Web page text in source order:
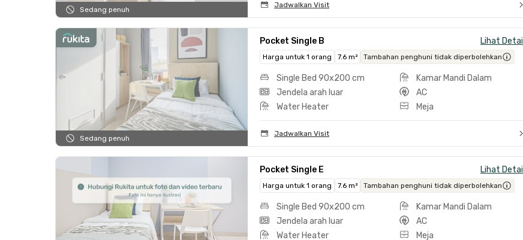
Sedang penuh
Jadwalkan Visit
Sedang penuh
Pocket Single B Lihat Detail
Harga untuk 1 orang 7.6 m² Tambahan penghuni tidak diperbolehkan
Single Bed 90x200 cm
Kamar Mandi Dalam
Jendela arah luar
AC
Water Heater
Meja
Jadwalkan Visit
Pocket Single E Lihat Detail
Harga untuk 1 orang 7.6 m² Tambahan penghuni tidak diperbolehkan
Single Bed 90x200 cm
Kamar Mandi Dalam
Jendela arah luar
AC
Water Heater
Meja